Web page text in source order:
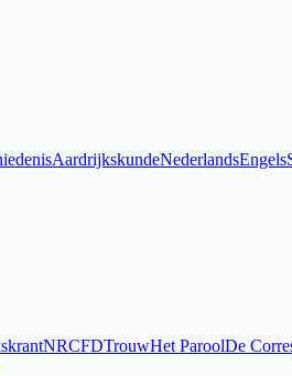
AardrijkskundeNederlandsEngels
NRCFDTrouwHet ParoolDe